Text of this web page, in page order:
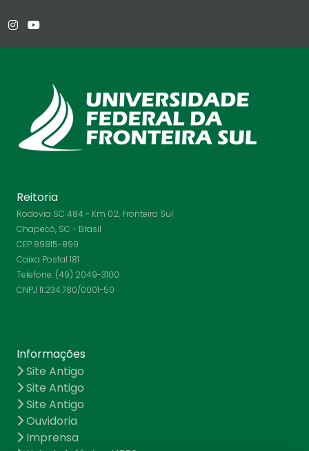
Reitoria
Rodovia SC 484 - Km 02, Fronteira Sul
Chapecó, SC - Brasil
CEP 89815-899
Caixa Postal 181
Telefone: (49) 2049-3100
CNPJ 11.234.780/0001-50
Informações
Site Antigo
Site Antigo
Site Antigo
Ouvidoria
Imprensa